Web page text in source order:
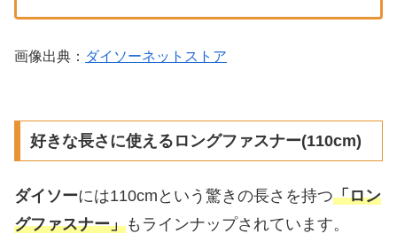
画像出典： ダイソーネットストア
好きな長さに使えるロングファスナー(110cm)
ダイソーには110cmという驚きの長さを持つ「ロン
グファスナー」もラインナップされています。